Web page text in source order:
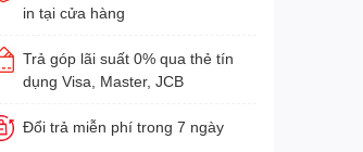
in tại cửa hàng
Trả góp lãi suất 0% qua thẻ tín
dụng Visa, Master, JCB
Đổi trả miễn phí trong 7 ngày